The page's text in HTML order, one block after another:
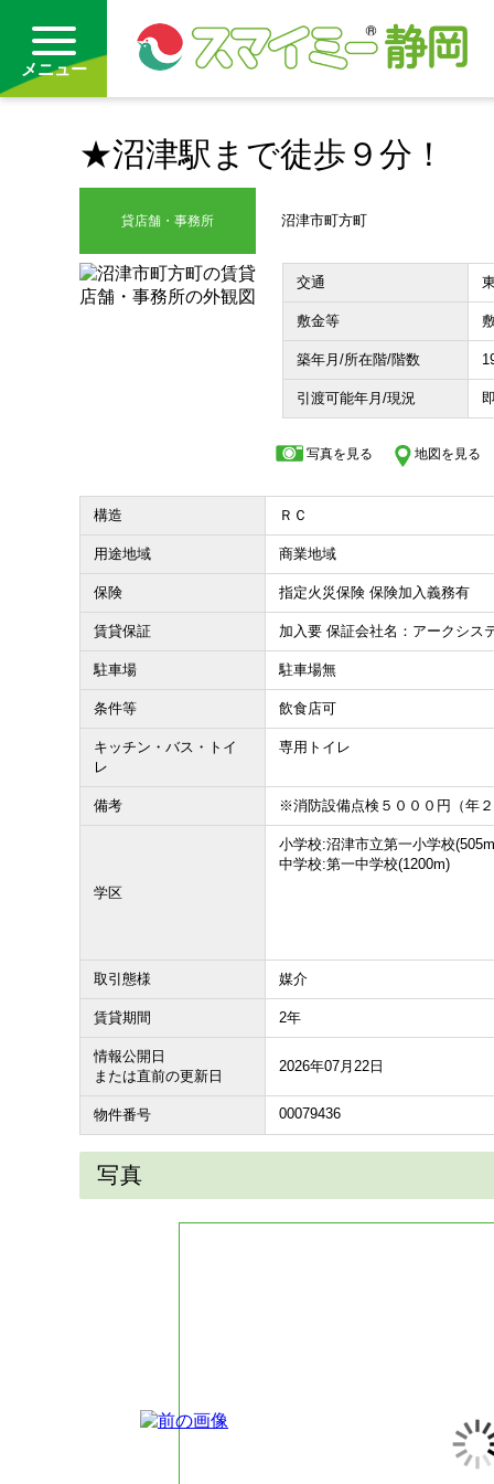
メニュー
お気に入り
その他、こだわり条件で探す
★沼津駅まで徒歩９分！
貸店舗・事務所 沼津市町方町
交通
敷金等
築年月/所在階/階数
引渡可能年月/現況
写真を見る 地図を見る
構造 ＲＣ
用途地域 商業地域
保険 指定火災保険 保険加入義務有
賃貸保証 加入要 保証会社名：アークシス
駐車場 駐車場無
条件等 飲食店可
キッチン・バス・トイ
レ
専用トイレ
備考 ※消防設備点検５０００円（
学区
小学校:沼津市立第一小学校
中学校:第一中学校(1200m)
取引態様 媒介
賃貸期間 2年
情報公開日
または直前の更新日
2026年07月22日
物件番号 00079436
写真